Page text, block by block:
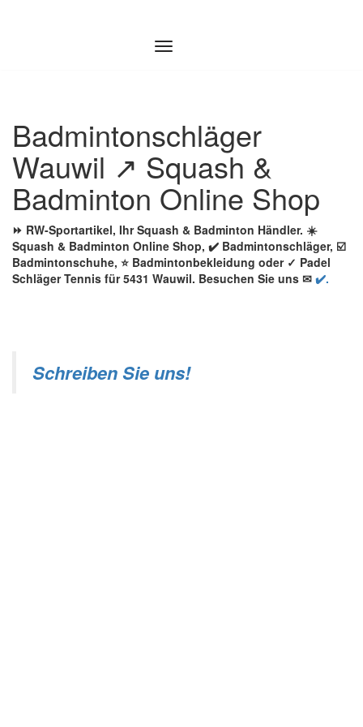
Badmintonschläger
Wauwil ↗️ Squash &
Badminton Online Shop
⏩ RW-Sportartikel, Ihr Squash & Badminton Händler. ☀️
Squash & Badminton Online Shop, ✔️ Badmintonschläger, ☑️
Badmintonschuhe, ⭐ Badmintonbekleidung oder ✓ Padel
Schläger Tennis für 5431 Wauwil. Besuchen Sie uns ✉ ✔️.
Schreiben Sie uns!